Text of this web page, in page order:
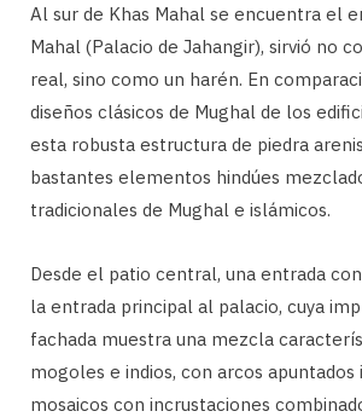
Al sur de Khas Mahal se encuentra el
Mahal (Palacio de Jahangir), sirvió no
real, sino como un harén. En
diseños clásicos de Mughal de los
esta robusta estructura de piedra
bastantes elementos hindúes
tradicionales de Mughal e islámicos.
Desde el patio central, una entrada
la entrada principal al palacio, cuya
fachada muestra una mezcla
mogoles e indios, con arcos apuntados
mosaicos con incrustaciones